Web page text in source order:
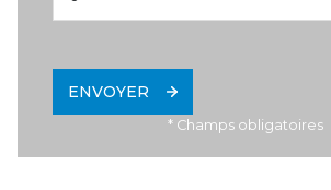
ENVOYER
* Champs obligatoires